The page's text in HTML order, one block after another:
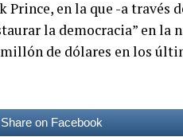
Prince, en la que -a través
la democracia” en
de dólares en los
Share on Facebook